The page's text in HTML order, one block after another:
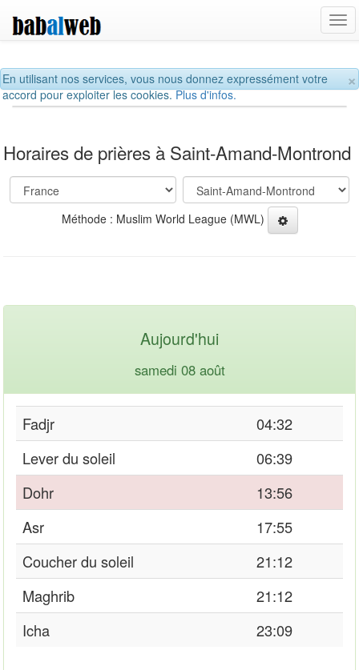
×
En utilisant nos services, vous nous donnez expressément votre
accord pour exploiter les cookies.Plus d'infos.
Horaires de prières à Saint-Amand-Montrond
Méthode : Muslim World League (MWL)
Aujourd'hui
samedi 08 août
Fadjr
04:32
Lever du soleil
06:39
Dohr
13:56
Asr
17:55
Coucher du soleil
21:12
Maghrib
21:12
Icha
23:09